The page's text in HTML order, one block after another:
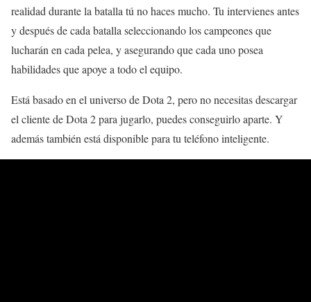
realidad durante la batalla tú no haces mucho. Tu intervienes antes
y después de cada batalla seleccionando los campeones que
lucharán en cada pelea, y asegurando que cada uno posea
habilidades que apoye a todo el equipo.
Está basado en el universo de Dota 2, pero no necesitas descargar
el cliente de Dota 2 para jugarlo, puedes conseguirlo aparte. Y
además también está disponible para tu teléfono inteligente.